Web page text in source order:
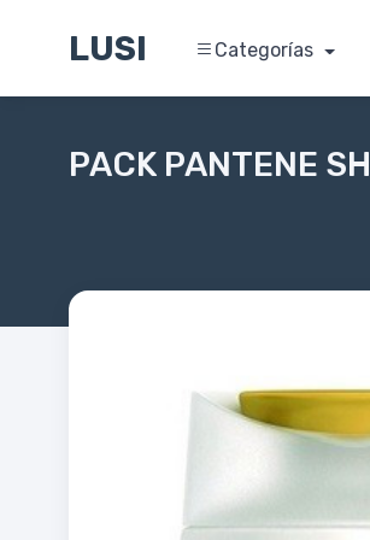
LUSI Categorías
PACK PANTENE